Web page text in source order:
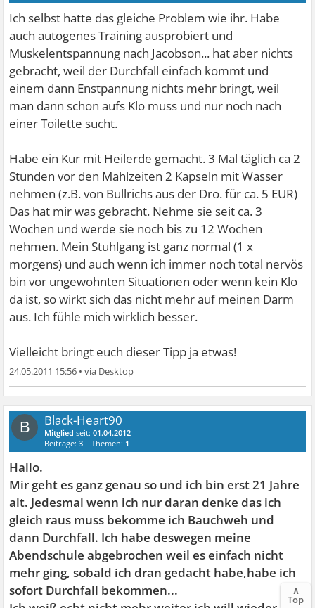
Ich selbst hatte das gleiche Problem wie ihr. Habe
auch autogenes Training ausprobiert und
Muskelentspannung nach Jacobson... hat aber nichts
gebracht, weil der Durchfall einfach kommt und
einem dann Enstpannung nichts mehr bringt, weil
man dann schon aufs Klo muss und nur noch nach
einer Toilette sucht.
Habe ein Kur mit Heilerde gemacht. 3 Mal täglich ca 2
Stunden vor den Mahlzeiten 2 Kapseln mit Wasser
nehmen (z.B. von Bullrichs aus der Dro. für ca. 5 EUR)
Das hat mir was gebracht. Nehme sie seit ca. 3
Wochen und werde sie noch bis zu 12 Wochen
nehmen. Mein Stuhlgang ist ganz normal (1 x
morgens) und auch wenn ich immer noch total nervös
bin vor ungewohnten Situationen oder wenn kein Klo
da ist, so wirkt sich das nicht mehr auf meinen Darm
aus. Ich fühle mich wirklich besser.
Vielleicht bringt euch dieser Tipp ja etwas!
24.05.2011 15:56 •
B Black-Heart90
Mitglied seit:01.04.2012
Beiträge:3 Themen: 1
Hallo.
Mir geht es ganz genau so und ich bin erst 21 Jahre
alt. Jedesmal wenn ich nur daran denke das ich
gleich raus muss bekomme ich Bauchweh und
dann Durchfall. Ich habe deswegen meine
Abendschule abgebrochen weil es einfach nicht
mehr ging, sobald ich dran gedacht habe,habe ich
sofort Durchfall bekommen...
∧
Top